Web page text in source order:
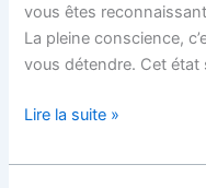
vous êtes
La pleine conscience,
vous détendre. Cet état
Lire la suite »